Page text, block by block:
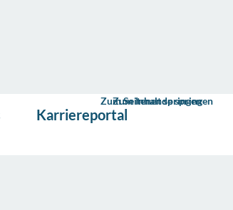
Zum Inhalt springen
Zum Seitenende springen
Karriereportal